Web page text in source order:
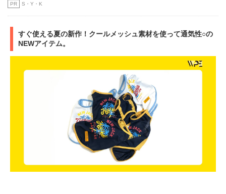
PR S・Y・K
すぐ使える夏の新作！クールメッシュ素材を使って通気性○の
NEWアイテム。